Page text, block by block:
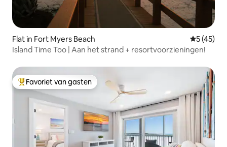
Flat in Fort Myers Beach
5 (45)
Island Time Too | Aan het strand + resortvoorzieningen!
Topfavoriet van gasten
Favoriet van gasten